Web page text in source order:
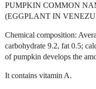
PUMPKIN COMMON
(EGGPLANT IN
Chemical composition:
carbohydrate 9.2, fat 0.5;
of pumpkin develops the
It contains vitamin A.